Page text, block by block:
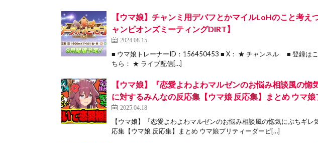
【ウマ娘】チャンミ用デバフとかマイルLoHのこと考
ャンピオンズミーティングDIRT】
2024.08.15
■ ウマ娘トレーナーID：156450453 ■ X： ★ チャンネル ■ 登録は
ちら： ★ ライブ配信[…]
【ウマ娘】『恋愛よわよわマルゼンのお悩み相談風の惚
に対するみんなの反応集【ウマ娘 反応集】まとめ ウマ
2025.04.18
【ウマ娘】『恋愛よわよわマルゼンのお悩み相談風の惚気にぶちギ
応集【ウマ娘 反応集】まとめ ウマ娘プリティーダービ[…]